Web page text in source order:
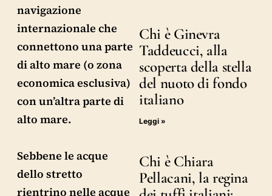
navigazione
internazionale che
connettono una parte
di alto mare (o zona
economica esclusiva)
con un’altra parte di
alto mare.
Sebbene le acque
dello stretto
rientrino nelle acque
Chi è Ginevra
Taddeucci, alla
scoperta della stella
del nuoto di fondo
italiano
Leggi »
Chi è Chiara
Pellacani, la regina